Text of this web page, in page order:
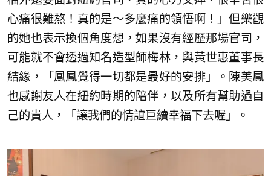
心痛很難熬！真的是～多麼痛的領悟啊！」但樂觀
的她也表示換個角度想，如果沒有經歷那場官司，
可能就不會透過知名造型師梅林，與黃世惠董事長
結緣，「鳳鳳覺得一切都是最好的安排」。陳美鳳
也感謝友人在紐約時期的陪伴，以及所有幫助過自
己的貴人，「讓我們的情誼巨續幸福下去喔」。